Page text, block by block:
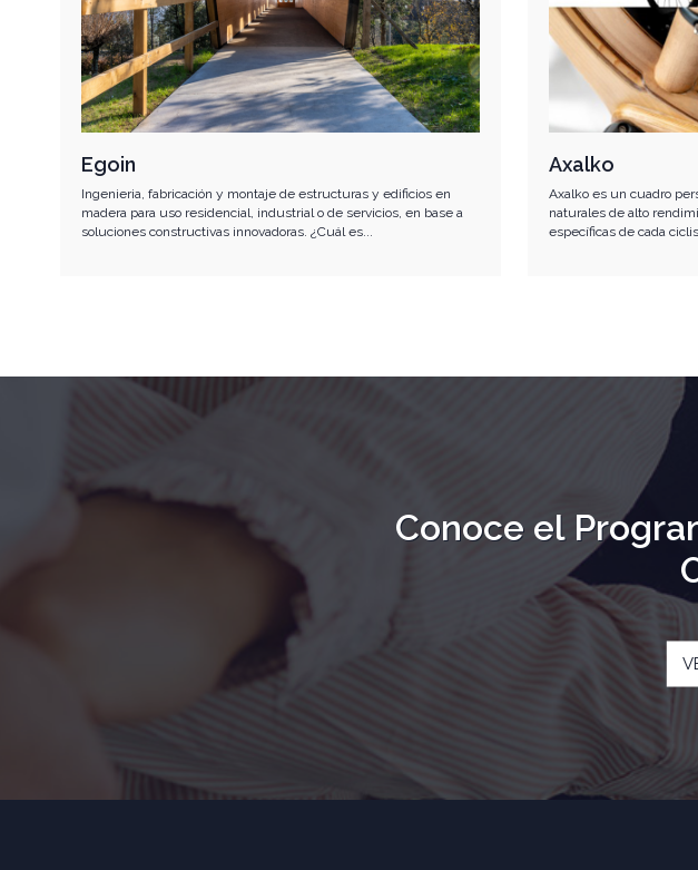
Egoin
Ingenieria, fabricación y montaje de estructuras y edificios en
madera para uso residencial, industrial o de servicios, en base a
soluciones constructivas innovadoras. ¿Cuál es...
Axalko
Axalko es un cuadro
naturales de alto
específicas de cada
Conoce el